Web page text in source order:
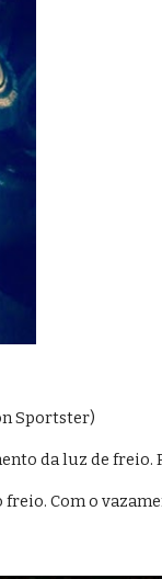
Sportster)
da luz de
Com o